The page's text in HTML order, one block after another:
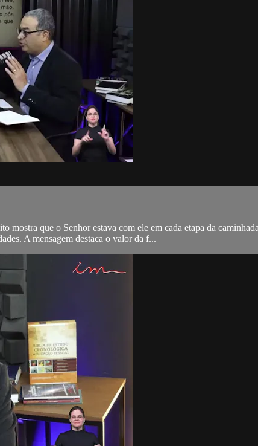
que o Senhor estava com ele em cada etapa da
A mensagem destaca o valor da f...